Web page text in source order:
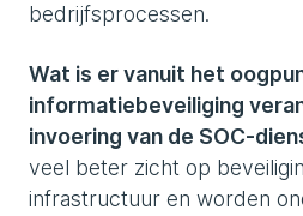
bedrijfsprocessen.
Wat is er vanuit het
informatiebeveiliging
invoering van de SOC-
veel beter zicht op
infrastructuur en worden